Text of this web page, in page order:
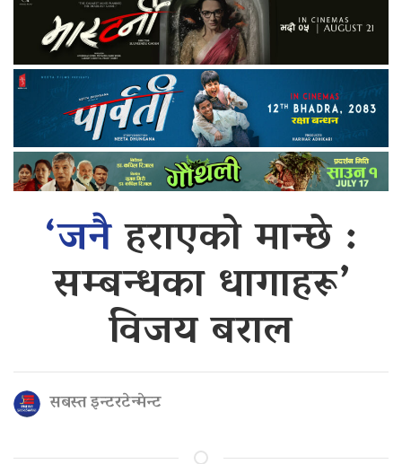
‘जनैहराएको मान्छे :
सम्बन्धका धागाहरू’
विजय बराल
सबस्त इन्टरटेन्मेन्ट